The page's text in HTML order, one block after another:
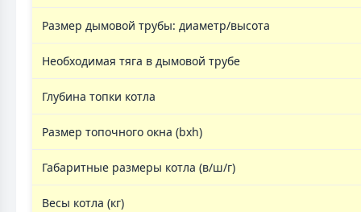
Размер дымовой трубы: диаметр/высота
Необходимая тяга в дымовой трубе
Глубина топки котла
Размер топочного окна (bxh)
Габаритные размеры котла (в/ш/г)
Весы котла (кг)